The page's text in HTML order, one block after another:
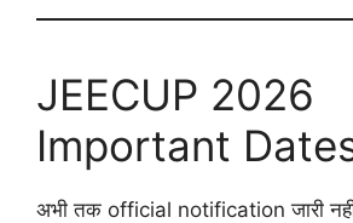
JEECUP 2026
Important
अभी तक official notification जारी